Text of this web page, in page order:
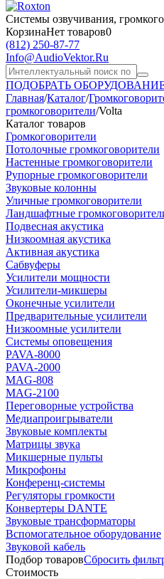
Системы озвучивания,
КорзинаНет товаров0
(812) 250-87-77
Info@AudioVektor.Ru
ПОДОБРАТЬ
Главная/Каталог/
громкоговорители/Volta
Каталог товаров
Громкоговорители
Потолочные громкоговорители
Настенные громкоговорители
Рупорные громкоговорители
Звуковые колонны
Уличные громкоговорители
Ландшафтные
Подвесная акустика
Низкоомная акустика
Активная акустика
Сабвуферы
Усилители мощности
Усилители-микшеры
Оконечные усилители
Предварительные усилители
Низкоомные усилители
Системы оповещения
PAVA-8000
PAVA-2000
MAG-808
MAG-2100
Переговорные устройства
Медиапроигрыватели
Звуковые комплекты
Матрицы звука
Микшерные пульты
Микрофоны
Конференц-системы
Регуляторы громкости
Конвертеры DANTE
Звуковые трансформаторы
Вспомогательное оборудование
Звуковой кабель
Подбор товаровСбросить
Стоимость